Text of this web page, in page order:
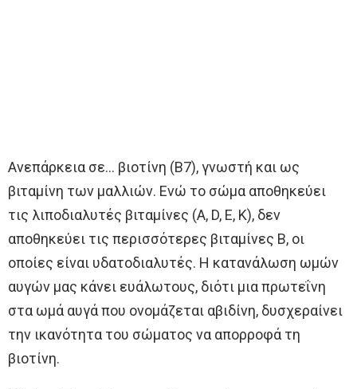
Ανεπάρκεια σε… βιοτίνη (Β7), γνωστή και ως
βιταμίνη των μαλλιών. Ενώ το σώμα αποθηκεύει
τις λιποδιαλυτές βιταμίνες (A, D, E, K), δεν
αποθηκεύει τις περισσότερες βιταμίνες B, οι
οποίες είναι υδατοδιαλυτές. Η κατανάλωση ωμών
αυγών μας κάνει ευάλωτους, διότι μια πρωτεΐνη
στα ωμά αυγά που ονομάζεται αβιδίνη, δυσχεραίνει
την ικανότητα του σώματος να απορροφά τη
βιοτίνη.